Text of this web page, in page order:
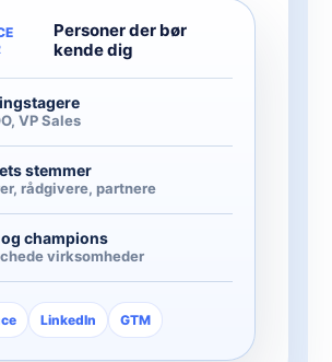
Personer der bør
kende dig
VP Sales
stemmer
rådgivere, partnere
champions
virksomheder
LinkedIn GTM